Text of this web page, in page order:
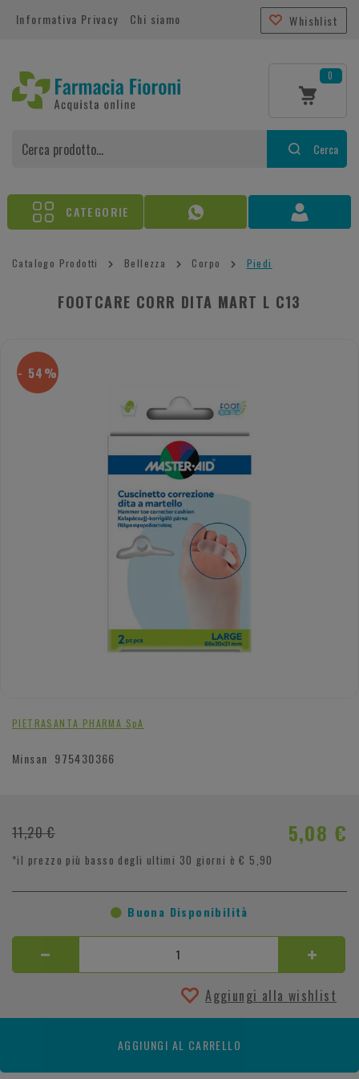
Informativa Privacy Chi siamo Whishlist
0
Cerca
CATEGORIE
Catalogo Prodotti Bellezza Corpo Piedi
FOOTCARE CORR DITA MART L C13
- 54%
PIETRASANTA PHARMA SpA
Minsan 975430366
11,20 € 5,08 €
*il prezzo più basso degli ultimi 30 giorni è € 5,90
Buona Disponibilità
Aggiungi alla wishlist
AGGIUNGI AL CARRELLO